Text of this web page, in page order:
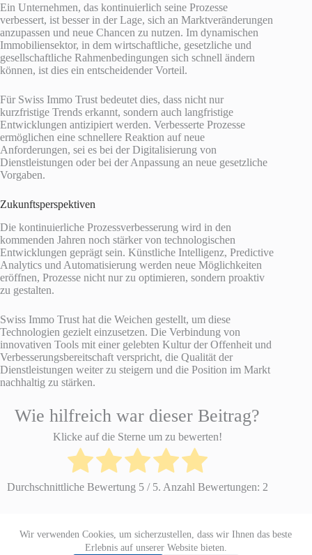
Wir verwenden Cookies, um sicherzustellen, dass wir Ihnen das beste
Erlebnis auf unserer Website bieten.
Ein Unternehmen, das kontinuierlich seine Prozesse
verbessert, ist besser in der Lage, sich an Marktveränderungen
anzupassen und neue Chancen zu nutzen. Im dynamischen
Immobiliensektor, in dem wirtschaftliche, gesetzliche und
gesellschaftliche Rahmenbedingungen sich schnell ändern
können, ist dies ein entscheidender Vorteil.
Für Swiss Immo Trust bedeutet dies, dass nicht nur
kurzfristige Trends erkannt, sondern auch langfristige
Entwicklungen antizipiert werden. Verbesserte Prozesse
ermöglichen eine schnellere Reaktion auf neue
Anforderungen, sei es bei der Digitalisierung von
Dienstleistungen oder bei der Anpassung an neue gesetzliche
Vorgaben.
Zukunftsperspektiven
Die kontinuierliche Prozessverbesserung wird in den
kommenden Jahren noch stärker von technologischen
Entwicklungen geprägt sein. Künstliche Intelligenz, Predictive
Analytics und Automatisierung werden neue Möglichkeiten
eröffnen, Prozesse nicht nur zu optimieren, sondern proaktiv
zu gestalten.
Swiss Immo Trust hat die Weichen gestellt, um diese
Technologien gezielt einzusetzen. Die Verbindung von
innovativen Tools mit einer gelebten Kultur der Offenheit und
Verbesserungsbereitschaft verspricht, die Qualität der
Dienstleistungen weiter zu steigern und die Position im Markt
nachhaltig zu stärken.
Wie hilfreich war dieser Beitrag?
Klicke auf die Sterne um zu bewerten!
Durchschnittliche Bewertung 5/ 5. Anzahl Bewertungen: 2
Datenschutzerklärung Impressum